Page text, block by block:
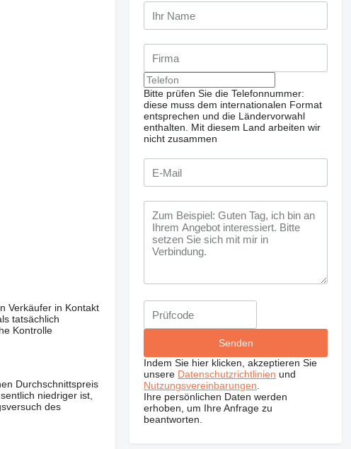
Verkäufer in Kontakt
tatsächlich
Kontrolle
Durchschnittspreis
niedriger ist,
des
Bitte prüfen Sie die Telefonnummer:
diese muss dem internationalen Format
entsprechen und die Ländervorwahl
enthalten.
Mit diesem Land arbeiten wir
nicht zusammen
Indem Sie hier klicken, akzeptieren Sie
unsere Datenschutzrichtlinien und
Nutzungsvereinbarungen
Ihre persönlichen Daten werden
erhoben, um Ihre Anfrage zu
beantworten.